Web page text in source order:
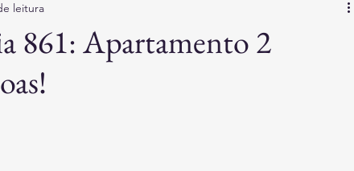
Casa Temporada Flórida: Miami Casa temporada
861: Apartamento 2
leitura